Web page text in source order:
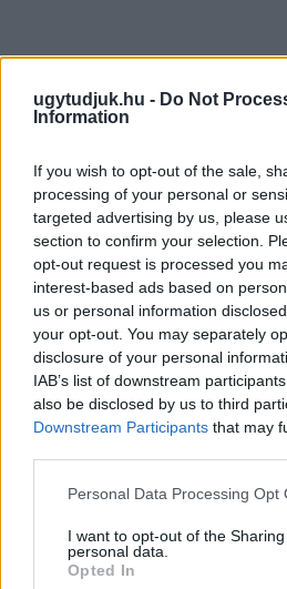
ugytudjuk.hu - Do Not
Information
If you wish to opt-out of the sale,
processing of your personal or
targeted advertising by us, please
section to confirm your selection.
opt-out request is processed you
interest-based ads based on
us or personal information
your opt-out. You may separately
disclosure of your personal
IAB’s list of downstream
also be disclosed by us to third
Downstream Participants that may
Please note that this website/app
not limited to your visit or usage
grant or deny consent to Google
use your data for below specified
Personal Data Processing Opt
I want to opt-out of the
personal data.
Opted In
A RÓMAIAKTÓL AZ
GYŐRI RÓMER MÚZEUMBAN
Ingyenes programokkal és különleges
hét második felére, a hőségriadó